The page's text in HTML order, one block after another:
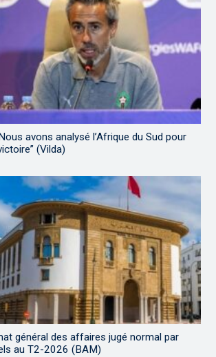
avons analysé l’Afrique du Sud pour
(Vilda)
général des affaires jugé normal par
au T2-2026 (BAM)